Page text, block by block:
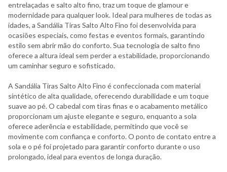
entrelaçadas e salto alto fino, traz um toque de glamour e
modernidade para qualquer look. Ideal para mulheres de todas as
idades, a Sandália Tiras Salto Alto Fino foi desenvolvida para
ocasiões especiais, como festas e eventos formais, garantindo
estilo sem abrir mão do conforto. Sua tecnologia de salto fino
oferece a altura ideal sem perder a estabilidade, proporcionando
um caminhar seguro e sofisticado.
A Sandália Tiras Salto Alto Fino é confeccionada com material
sintético de alta qualidade, oferecendo durabilidade e um toque
suave ao pé. O cabedal com tiras finas e o acabamento metálico
proporcionam um ajuste elegante e seguro, enquanto a sola
oferece aderência e estabilidade, permitindo que você se
movimente com confiança e conforto. O ponto de contato entre a
sola e o pé foi projetado para garantir conforto durante o uso
prolongado, ideal para eventos de longa duração.